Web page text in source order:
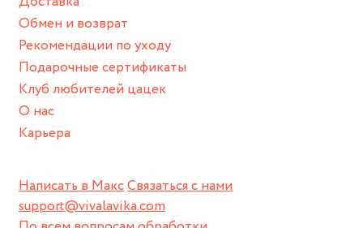
нашей фирменной коробке или упаковке бренда.
Пожалуйста, используйте эту упаковку для хранения,
пока не носите украшение на себе.
Написать в МаксСвязаться с нами
support@vivalavika.com
Обмен и возврат
Рекомендации по уходу
Подарочные сертификаты
Клуб любителей цацек
О нас
Карьера